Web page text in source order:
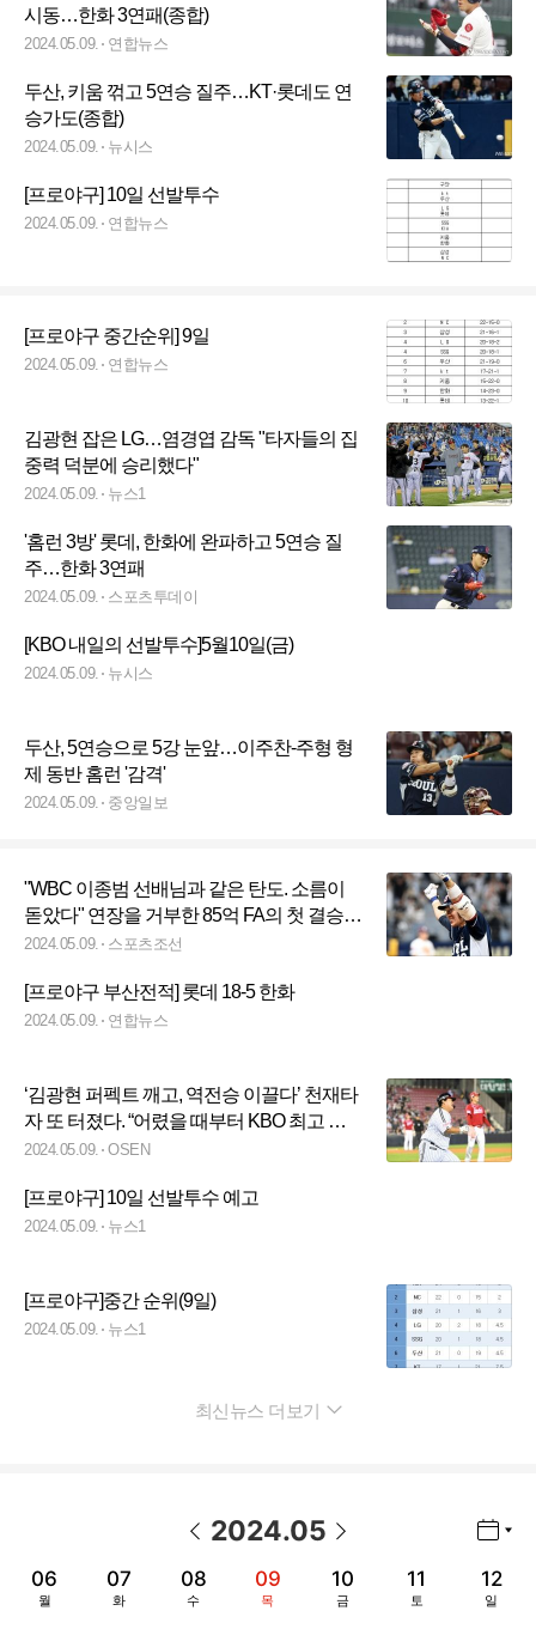
시동…한화 3연패(종합)
2024.05.09. 연합뉴스
두산, 키움 꺾고 5연승 질주…KT·롯데도 연
승가도(종합)
2024.05.09. 뉴시스
[프로야구] 10일 선발투수
2024.05.09. 연합뉴스
[프로야구 중간순위] 9일
2024.05.09. 연합뉴스
김광현 잡은 LG…염경엽 감독 "타자들의 집
중력 덕분에 승리했다"
2024.05.09. 뉴스1
'홈런 3방' 롯데, 한화에 완파하고 5연승 질
주…한화 3연패
2024.05.09. 스포츠투데이
[KBO 내일의 선발투수]5월10일(금)
2024.05.09. 뉴시스
두산, 5연승으로 5강 눈앞…이주찬-주형 형
제 동반 홈런 '감격'
2024.05.09. 중앙일보
"WBC 이종범 선배님과 같은 탄도. 소름이
돋았다" 연장을 거부한 85억 FA의 첫 결승
타. "오늘은 내가 주인공"[고척 인터뷰]
2024.05.09. 스포츠조선
[프로야구 부산전적] 롯데 18-5 한화
2024.05.09. 연합뉴스
‘김광현 퍼펙트 깨고, 역전승 이끌다’ 천재타
자 또 터졌다. “어렸을 때부터 KBO 최고 투
수, 안타 쳐보고 싶었다…다음은 류현진 선
2024.05.09. OSEN
[프로야구] 10일 선발투수 예고
2024.05.09. 뉴스1
[프로야구]중간 순위(9일)
2024.05.09. 뉴스1
최신뉴스 더보기
2024.05
06
월
07
화
08
수
09
목
10
금
11
토
12
일